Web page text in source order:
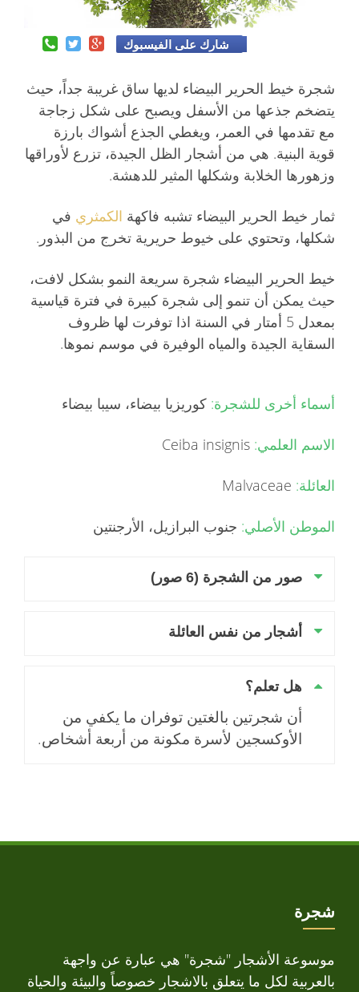
شارك على الفيسبوك
شجرة خيط الحرير البيضاء لديها ساق غريبة جداً، حيث
يتضخم جذعها من الأسفل ويصبح على شكل زجاجة
مع تقدمها في العمر، ويغطي الجذع أشواك بارزة
قوية البنية. هي من أشجار الظل الجيدة، تزرع لأوراقها
وزهورها الخلابة وشكلها المثير للدهشة.
ثمار خيط الحرير البيضاء تشبه فاكهة الكمثري في
شكلها، وتحتوي على خيوط حريرية تخرج من البذور.
خيط الحرير البيضاء شجرة سريعة النمو بشكل لافت،
حيث يمكن أن تنمو إلى شجرة كبيرة في فترة قياسية
بمعدل 5 أمتار في السنة اذا توفرت لها ظروف
السقاية الجيدة والمياه الوفيرة في موسم نموها.
أسماء أخرى للشجرة: كوريزيا بيضاء، سيبا بيضاء
الاسم العلمي:
العائلة:
الموطن الأصلي: جنوب البرازيل، الأرجنتين
صور من الشجرة (6 صور)
أشجار من نفس العائلة
هل تعلم؟
أن شجرتين بالغتين توفران ما يكفي من
الأوكسجين لأسرة مكونة من أربعة أشخاص.
شجرة
موسوعة الأشجار "شجرة" هي عبارة عن واجهة
بالعربية لكل ما يتعلق بالاشجار خصوصاً والبيئة والحياة